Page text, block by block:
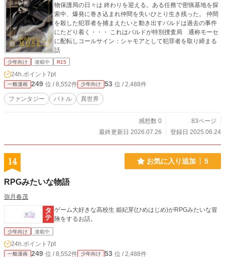
物保護局の日々は 終わりを迎える。ある任務で密猟基地を探
索中、爆発に巻き込まれ仲間を失いひとり生き残った。 仲間
を殺した犯罪者を捕まえたいと動き出すバルドは過去の事件
にたどり着く・・・ これはバルドが特別捜査局 通称モーセ
に配転しコールサイン：シャモアとして犯罪者を取り締まる
話
少年向け 連載中 R15
24h.ポイント 7pt
一般漫画 249 位 / 8,552件 少年向け 53 位 / 2,488件
ファンタジー バトル 異世界
感想数 0
83ページ
最終更新日 2026.07.26
登録日 2025.06.24
14 お気に入り追加 5
RPGみたいな物語
弥月春茂
ゲーム大好きな高校生 姫紀芽(ひめはじめ)がRPGみたいな冒
険をするお話。
少年向け 連載中
24h.ポイント 7pt
一般漫画 249 位 / 8,552件 少年向け 53 位 / 2,488件